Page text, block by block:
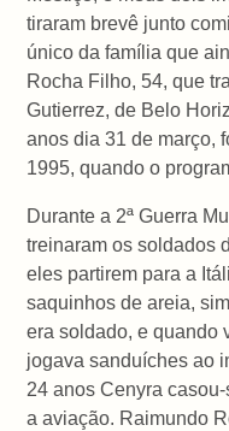
tiraram brevê junto
único da família que
Rocha Filho, 54, que
Gutierrez, de Belo
anos dia 31 de março,
1995, quando o
Durante a 2ª Guerra
treinaram os soldados
eles partirem para a
saquinhos de areia,
era soldado, e quando
jogava sanduíches ao
24 anos Cenyra
a aviação. Raimundo